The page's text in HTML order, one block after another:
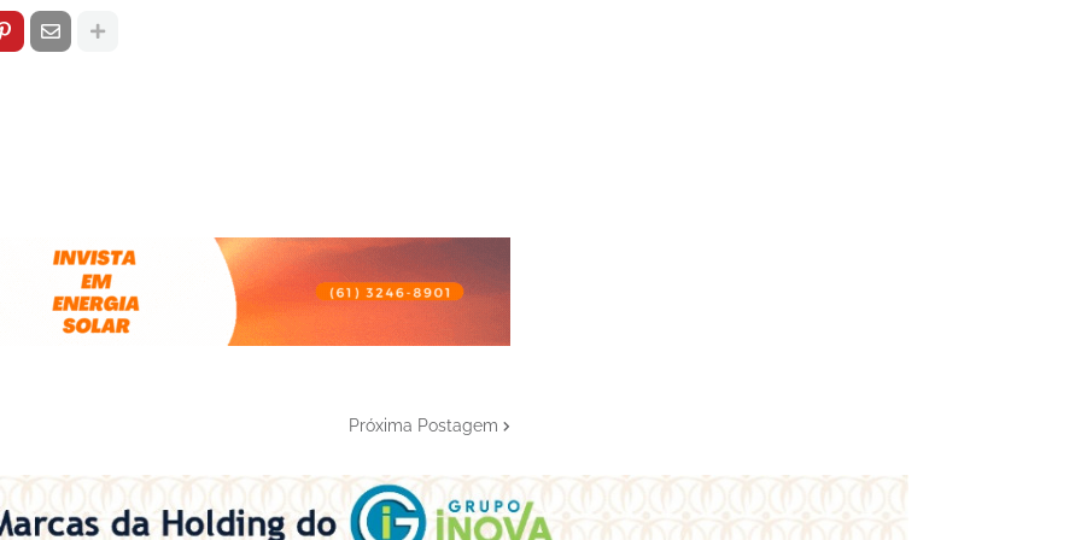
Próxima Postagem